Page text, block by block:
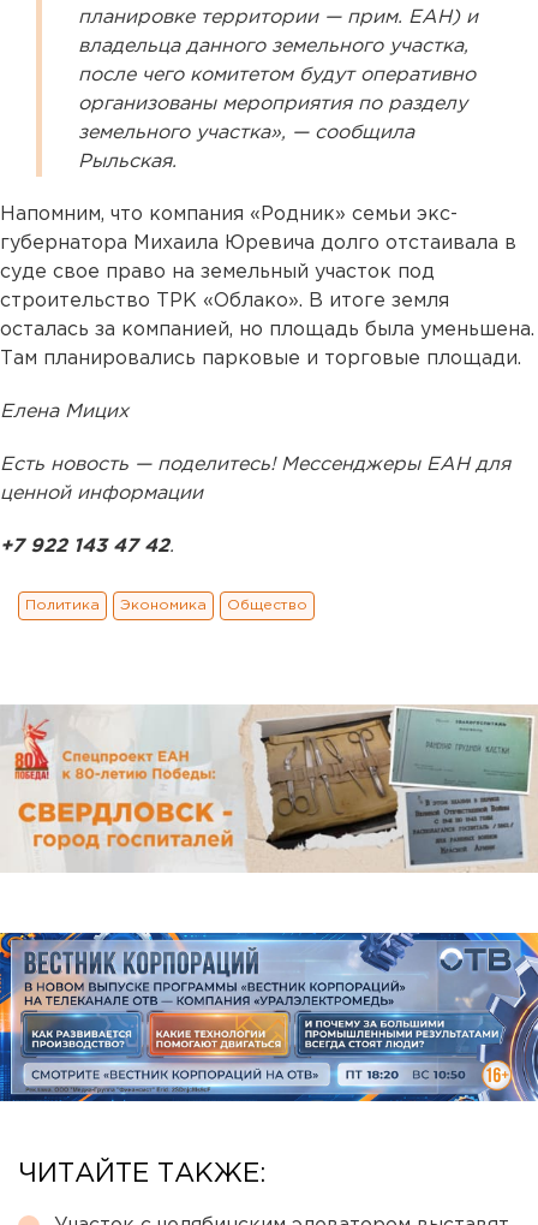
планировке территории — прим. ЕАН) и
владельца данного земельного участка,
после чего комитетом будут оперативно
организованы мероприятия по разделу
земельного участка», — сообщила
Рыльская.
Напомним, что компания «Родник» семьи экс-
губернатора Михаила Юревича долго отстаивала в
суде свое право на земельный участок под
строительство ТРК «Облако». В итоге земля
осталась за компанией, но площадь была уменьшена.
Там планировались парковые и торговые площади.
Елена Мицих
Есть новость — поделитесь! Мессенджеры ЕАН для
ценной информации
+7 922 143 47 42.
Политика Экономика Общество
ЧИТАЙТЕ ТАКЖЕ: